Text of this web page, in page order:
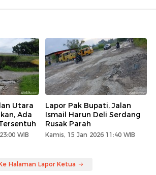
Utara
Ada
WIB
Lapor Pak Bupati, Jalan
Ismail Harun Deli Serdang
Rusak Parah
Kamis, 15 Jan 2026 11:40 WIB
Halaman Lapor Ketua